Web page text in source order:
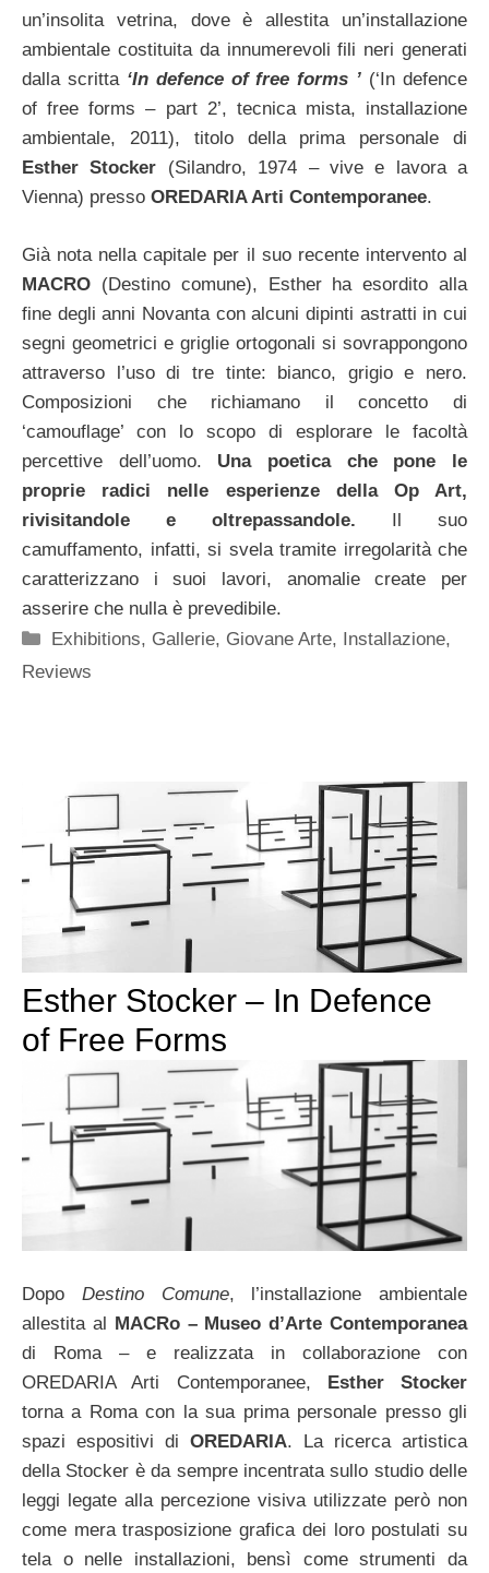
un’insolita vetrina, dove è allestita un’installazione
ambientale costituita da innumerevoli fili neri generati
dalla scritta ‘In defence of free forms ’ (‘In defence
of free forms – part 2’, tecnica mista, installazione
ambientale, 2011), titolo della prima personale di
Esther Stocker (Silandro, 1974 – vive e lavora a
Vienna) presso OREDARIA Arti Contemporanee.
Già nota nella capitale per il suo recente intervento al
MACRO (Destino comune), Esther ha esordito alla
fine degli anni Novanta con alcuni dipinti astratti in cui
segni geometrici e griglie ortogonali si sovrappongono
attraverso l’uso di tre tinte: bianco, grigio e nero.
Composizioni che richiamano il concetto di
‘camouflage’ con lo scopo di esplorare le facoltà
percettive dell’uomo. Una poetica che pone le
proprie radici nelle esperienze della Op Art,
rivisitandole e oltrepassandole. Il suo
camuffamento, infatti, si svela tramite irregolarità che
caratterizzano i suoi lavori, anomalie create per
asserire che nulla è prevedibile.
Categorie
Exhibitions, Gallerie, Giovane Arte, Installazione,
Reviews
Esther Stocker – In Defence
of Free Forms
Dopo Destino Comune, l’installazione ambientale
allestita al MACRo – Museo d’Arte Contemporanea
di Roma – e realizzata in collaborazione con
OREDARIA Arti Contemporanee, Esther Stocker
torna a Roma con la sua prima personale presso gli
spazi espositivi di OREDARIA. La ricerca artistica
della Stocker è da sempre incentrata sullo studio delle
leggi legate alla percezione visiva utilizzate però non
come mera trasposizione grafica dei loro postulati su
tela o nelle installazioni, bensì come strumenti da